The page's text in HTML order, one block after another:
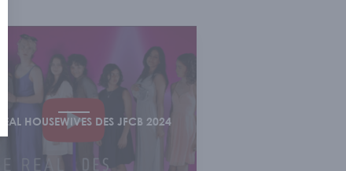
REAL HOUSEWIVES DES JFCB 2024